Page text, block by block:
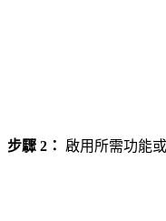
步驟 2： 啟用所需功能